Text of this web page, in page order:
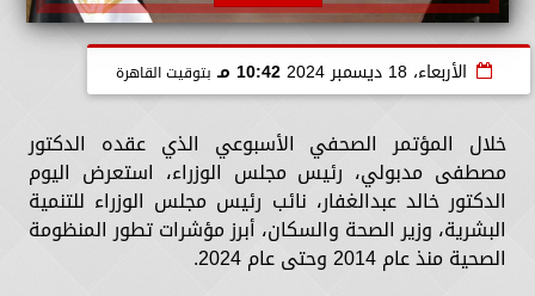
الأربعاء، 18 ديسمبر 2024 10:42 مـ بتوقيت القاهرة
خلال المؤتمر الصحفي الأسبوعي الذي عقده الدكتور
مصطفى مدبولي، رئيس مجلس الوزراء، استعرض اليوم
الدكتور خالد عبدالغفار، نائب رئيس مجلس الوزراء للتنمية
البشرية، وزير الصحة والسكان، أبرز مؤشرات تطور المنظومة
الصحية منذ عام 2014 وحتى عام 2024.